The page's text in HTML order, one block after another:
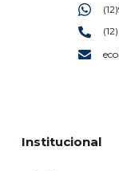
Institucional